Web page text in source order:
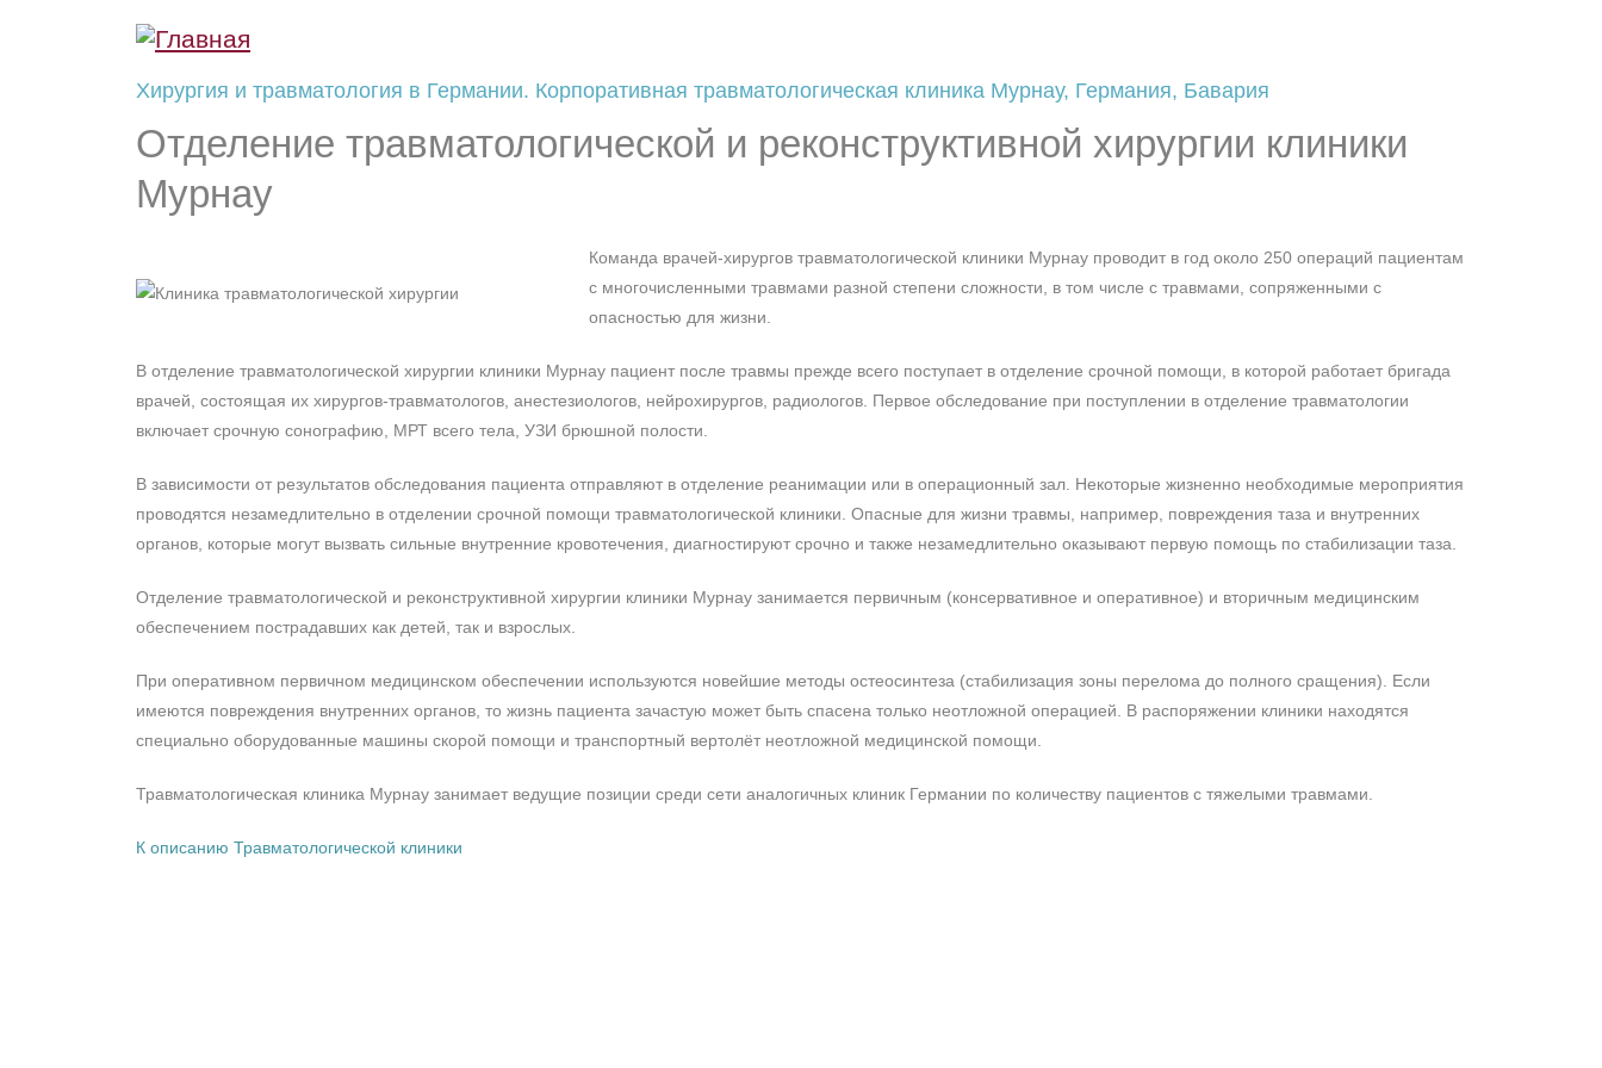
Хирургия и травматология в Германии. Корпоративная травматологическая клиника Мурнау, Германия, Бавария
Отделение травматологической и реконструктивной хирургии клиники
Мурнау
Команда врачей-хирургов травматологической клиники Мурнау проводит в год около 250 операций пациентам
с многочисленными травмами разной степени сложности, в том числе с травмами, сопряженными с
опасностью для жизни.
В отделение травматологической хирургии клиники Мурнау пациент после травмы прежде всего поступает в отделение срочной помощи, в которой работает бригада
врачей, состоящая их хирургов-травматологов, анестезиологов, нейрохирургов, радиологов. Первое обследование при поступлении в отделение травматологии
включает срочную сонографию, МРТ всего тела, УЗИ брюшной полости.
В зависимости от результатов обследования пациента отправляют в отделение реанимации или в операционный зал. Некоторые жизненно необходимые мероприятия
проводятся незамедлительно в отделении срочной помощи травматологической клиники. Опасные для жизни травмы, например, повреждения таза и внутренних
органов, которые могут вызвать сильные внутренние кровотечения, диагностируют срочно и также незамедлительно оказывают первую помощь по стабилизации таза.
Отделение травматологической и реконструктивной хирургии клиники Мурнау занимается первичным (консервативное и оперативное) и вторичным медицинским
обеспечением пострадавших как детей, так и взрослых.
При оперативном первичном медицинском обеспечении используются новейшие методы остеосинтеза (стабилизация зоны перелома до полного сращения). Если
имеются повреждения внутренних органов, то жизнь пациента зачастую может быть спасена только неотложной операцией. В распоряжении клиники находятся
специально оборудованные машины скорой помощи и транспортный вертолёт неотложной медицинской помощи.
Травматологическая клиника Мурнау занимает ведущие позиции среди сети аналогичных клиник Германии по количеству пациентов с тяжелыми травмами.
К описанию Травматологической клиники